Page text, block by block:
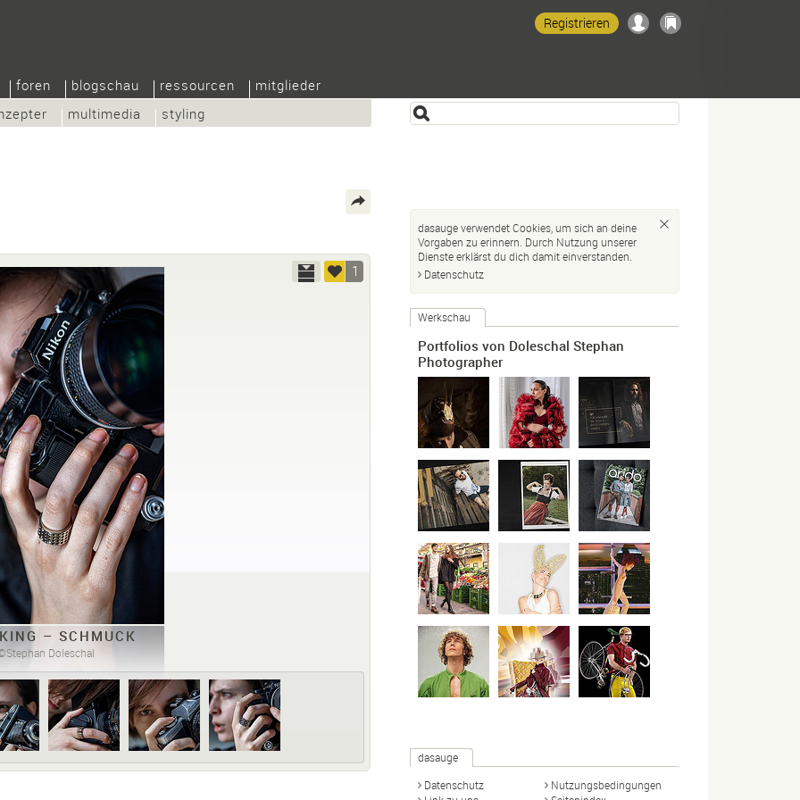
multimedia styling
foren blogschau ressourcen mitglieder
Registrieren
– SCHMUCK
Doleschal
1
dasauge verwendet Cookies, um sich an deine
Vorgaben zu erinnern. Durch Nutzung unserer
Dienste erklärst du dich damit einverstanden.
Datenschutz
Werkschau
Portfolios von Doleschal Stephan
Photographer
dasauge
Datenschutz
Nutzungsbedingungen